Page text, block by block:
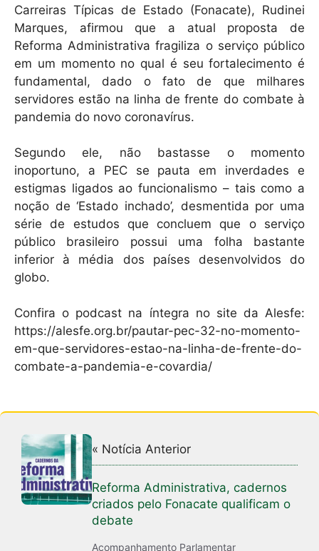
Carreiras Típicas de Estado (Fonacate), Rudinei
Marques, afirmou que a atual proposta de
Reforma Administrativa fragiliza o serviço público
em um momento no qual é seu fortalecimento é
fundamental, dado o fato de que milhares
servidores estão na linha de frente do combate à
pandemia do novo coronavírus.
Segundo ele, não bastasse o momento
inoportuno, a PEC se pauta em inverdades e
estigmas ligados ao funcionalismo – tais como a
noção de ‘Estado inchado’, desmentida por uma
série de estudos que concluem que o serviço
público brasileiro possui uma folha bastante
inferior à média dos países desenvolvidos do
globo.
Confira o podcast na íntegra no site da Alesfe:
https://alesfe.org.br/pautar-pec-32-no-momento-
em-que-servidores-estao-na-linha-de-frente-do-
combate-a-pandemia-e-covardia/
« Notícia Anterior
Reforma Administrativa, cadernos
criados pelo Fonacate qualificam o
debate
Acompanhamento Parlamentar